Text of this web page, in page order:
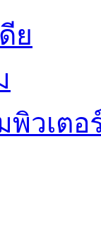
ย
พิวเตอ